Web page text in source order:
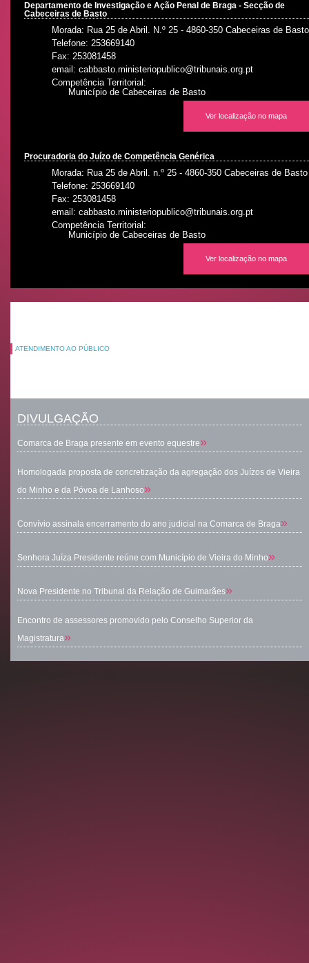
Departamento de Investigação e Ação Penal de Braga - Secção de
Cabeceiras de Basto
Morada: Rua 25 de Abril. N.º 25 - 4860-350 Cabeceiras de Basto
Telefone: 253669140
Fax: 253081458
email: cabbasto.ministeriopublico@tribunais.org.pt
Competência Territorial:
Município de Cabeceiras de Basto
Ver localização no mapa
Procuradoria do Juízo de Competência Genérica
Morada: Rua 25 de Abril. n.º 25 - 4860-350 Cabeceiras de Basto
Telefone: 253669140
Fax: 253081458
email: cabbasto.ministeriopublico@tribunais.org.pt
Competência Territorial:
Município de Cabeceiras de Basto
Ver localização no mapa
ATENDIMENTO AO PÚBLICO
DIVULGAÇÃO
Comarca de Braga presente em evento equestre»
Homologada proposta de concretização da agregação dos Juízos de Vieira
do Minho e da Póvoa de Lanhoso»
Convívio assinala encerramento do ano judicial na Comarca de Braga»
Senhora Juíza Presidente reúne com Município de Vieira do Minho»
Nova Presidente no Tribunal da Relação de Guimarães»
Encontro de assessores promovido pelo Conselho Superior da
Magistratura»